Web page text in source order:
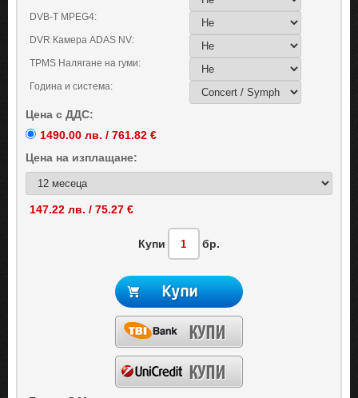
DVB-T MPEG4:
DVR Камера ADAS NV:
TPMS Налягане на гуми:
Година и система:
Цена с ДДС:
1490.00 лв. / 761.82 €
Цена на изплащане:
147.22 лв. / 75.27 €
Купи бр.